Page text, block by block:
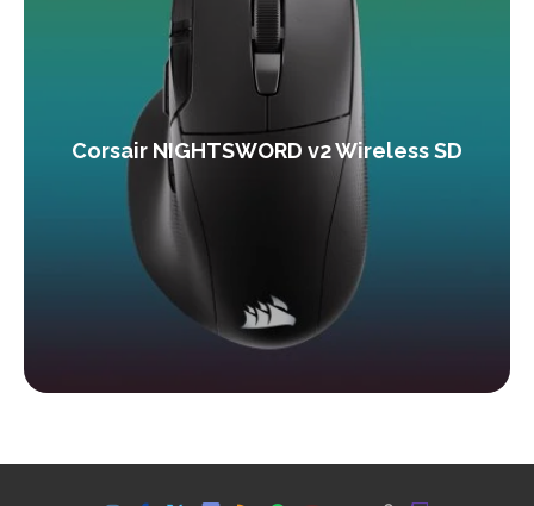
Corsair NIGHTSWORD v2 Wireless SD